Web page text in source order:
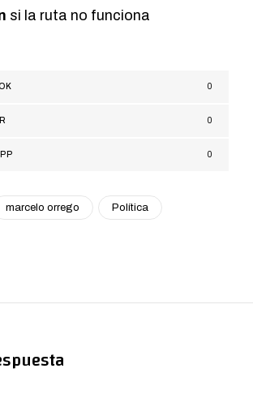
si la ruta no funciona
0
0
0
marcelo orrego Política